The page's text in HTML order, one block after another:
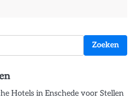
Zoeken
Hotels in Enschede voor Stellen